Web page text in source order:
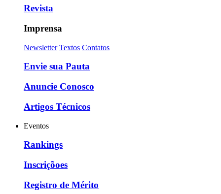
Revista
Imprensa
Newsletter Textos Contatos
Envie sua Pauta
Anuncie Conosco
Artigos Técnicos
Eventos
Rankings
Inscriçõoes
Registro de Mérito